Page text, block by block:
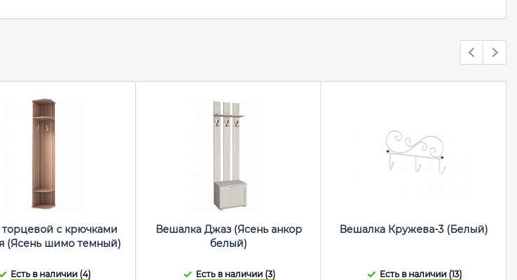
с крючками
(Ясень шимо темный)
Есть в наличии (4)
Вешалка Джаз (Ясень анкор
белый)
Есть в наличии (3)
Вешалка Кружева-3 (Белый)
Есть в наличии (13)